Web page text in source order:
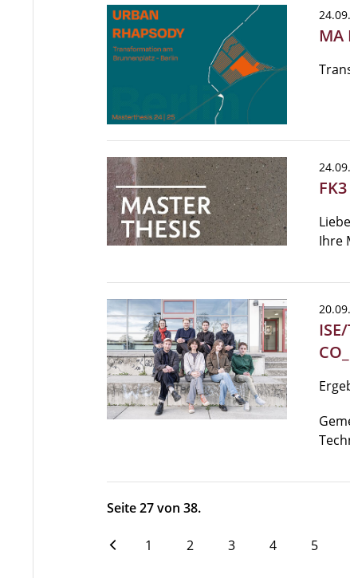
MA
Ihre
Seite 27 von 38.
1 2 3 4 5